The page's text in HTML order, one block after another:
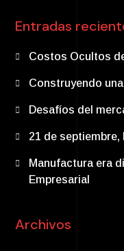
Entradas
Costos Ocultos
Construyendo
Desafíos del
21 de
Manufactura era
Empresarial
Archivos